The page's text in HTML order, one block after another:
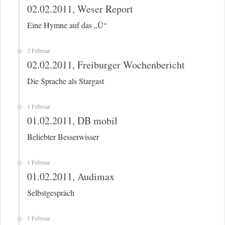
02.02.2011, Weser Report
Eine Hymne auf das „Ü“
2 Februar
02.02.2011, Freiburger Wochenbericht
Die Sprache als Stargast
1 Februar
01.02.2011, DB mobil
Beliebter Besserwisser
1 Februar
01.02.2011, Audimax
Selbstgespräch
1 Februar